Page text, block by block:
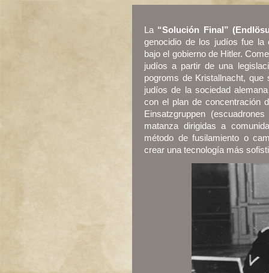
La “Solución Final”
genocidio de los judíos fue la
bajo el gobierno de Hitler.
judíos a partir de una
pogroms de Kristallnacht,
judíos de la sociedad
con el plan de concentración
Einsatzgruppen
matanza dirigidas a
método de fusilamiento o
crear una tecnología más